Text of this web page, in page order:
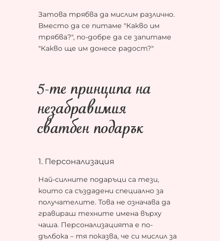
Затова трябва да мислим различно.
Вместо да се питаме "Какво им
трябва?", по-добре да се запитаме
"Какво ще им донесе радост?"
5-те принципа на
незабравимия
сватбен подарък
1. Персонализация
Най-силните подаръци са тези,
които са създадени специално за
получателите. Това не означава да
гравираш техните имена върху
чаша. Персонализацията е по-
дълбока – тя показва, че си мислил за